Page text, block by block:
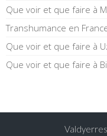
Que voir et que faire à
Transhumance en
Que voir et que faire à
Que voir et que faire à